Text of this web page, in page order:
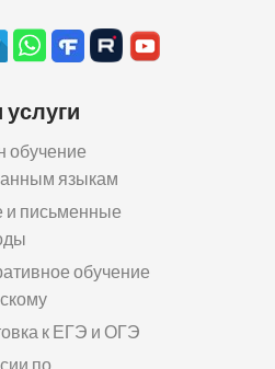
обучение
языкам
и письменные
обучение
к ЕГЭ и ОГЭ
по